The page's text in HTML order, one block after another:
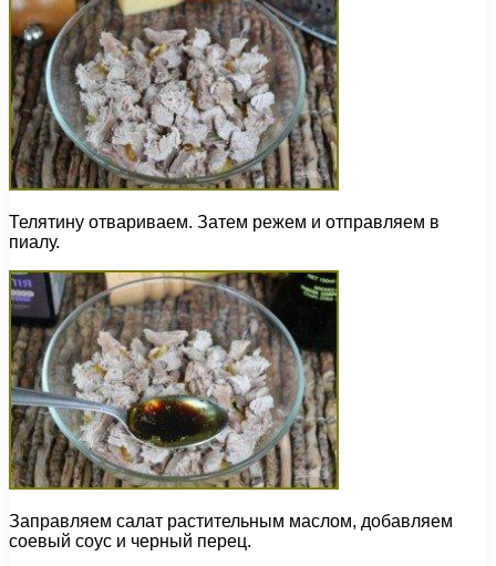
Телятину отвариваем. Затем режем и отправляем в
пиалу.
Заправляем салат растительным маслом, добавляем
соевый соус и черный перец.